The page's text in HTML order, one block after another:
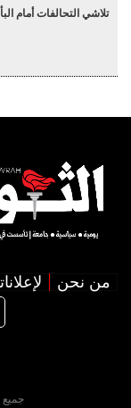
تلاشي التحالفات أمام
من نحن
جميع